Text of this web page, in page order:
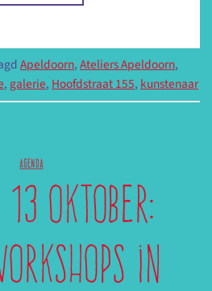
Apeldoorn,Ateliers Apeldoorn,
, galerie, Hoofdstraat 155, kunstenaar
AGENDA
13 oktober:
in